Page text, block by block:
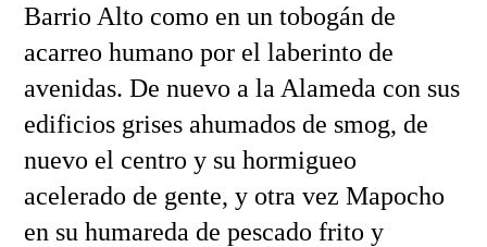
Barrio Alto como en un tobogán de
acarreo humano por el laberinto de
avenidas. De nuevo a la Alameda con sus
edificios grises ahumados de smog, de
nuevo el centro y su hormigueo
acelerado de gente, y otra vez Mapocho
en su humareda de pescado frito y